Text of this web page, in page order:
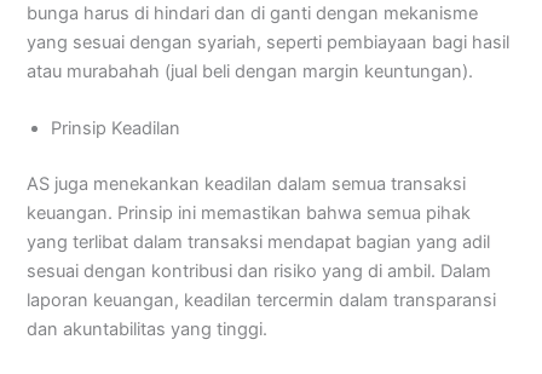
bunga harus di hindari dan di ganti dengan mekanisme
yang sesuai dengan syariah, seperti pembiayaan bagi hasil
atau murabahah (jual beli dengan margin keuntungan).
Prinsip Keadilan
AS juga menekankan keadilan dalam semua transaksi
keuangan. Prinsip ini memastikan bahwa semua pihak
yang terlibat dalam transaksi mendapat bagian yang adil
sesuai dengan kontribusi dan risiko yang di ambil. Dalam
laporan keuangan, keadilan tercermin dalam transparansi
dan akuntabilitas yang tinggi.